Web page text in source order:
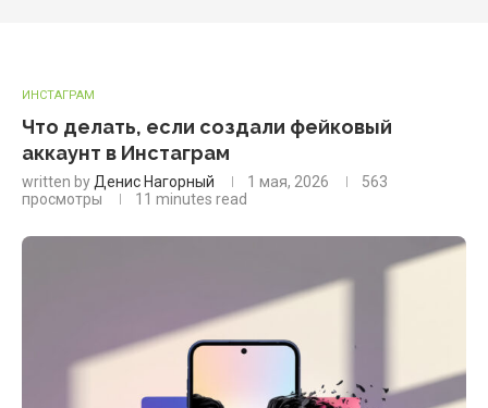
ИНСТАГРАМ
Что делать, если создали фейковый
аккаунт в Инстаграм
written by Денис Нагорный 1 мая, 2026
563
просмотры
11 minutes read